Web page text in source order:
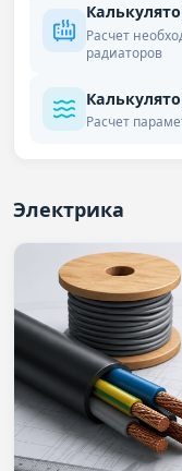
Расчет
радиаторов
Расчет
Электрика